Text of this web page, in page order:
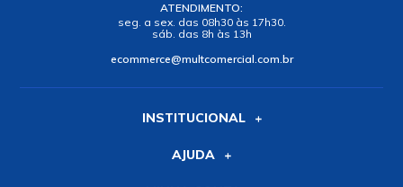
ATENDIMENTO:
seg. a sex. das 08h30 às 17h30.
sáb. das 8h às 13h
ecommerce@multcomercial.com.br
INSTITUCIONAL
AJUDA